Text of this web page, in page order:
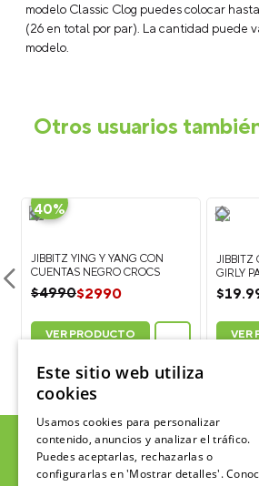
modelo Classic Clog puedes colocar
(26 en total por par). La cantidad puede
modelo.
Otros usuarios
-
40%
JIBBITZ YING Y YANG CON
CUENTAS NEGRO CROCS
$4990$2990
VER PRODUCTO
JIBBITZ
GIRLY
$19.
VER
ÚNETE AL
Suscríbete para formar parte, recibir
Este sitio web utiliza
cookies
Usamos cookies para personalizar
contenido, anuncios y analizar el tráfico.
Puedes aceptarlas, rechazarlas o
configurarlas en 'Mostrar detalles'.